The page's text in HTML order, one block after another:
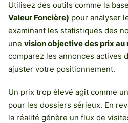
Utilisez des outils comme la base
Valeur Foncière) pour analyser
examinant les statistiques des
une vision objective des prix au
comparez les annonces actives
ajuster votre positionnement.
Un prix trop élevé agit comme
pour les dossiers sérieux. En
la réalité génère un flux de